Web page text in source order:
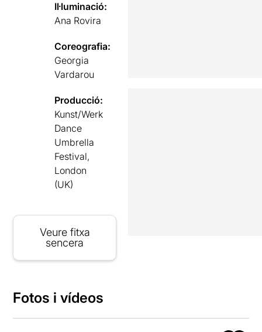
Il·luminació:
Ana Rovira
Coreografia:
Georgia
Vardarou
Producció:
Kunst/Werk
Dance
Umbrella
Festival,
London
(UK)
Veure fitxa
sencera
Fotos i vídeos